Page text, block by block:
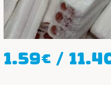
1.59€ /